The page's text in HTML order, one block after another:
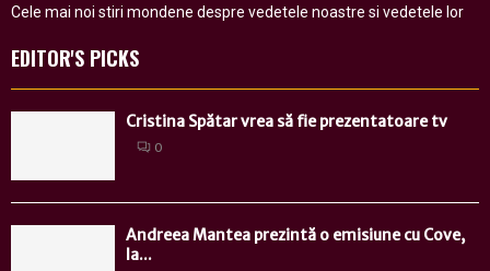
Cele mai noi stiri mondene despre vedetele noastre si vedetele lor
EDITOR'S PICKS
Cristina Spătar vrea să fie prezentatoare tv
0
Andreea Mantea prezintă o emisiune cu Cove,
la...